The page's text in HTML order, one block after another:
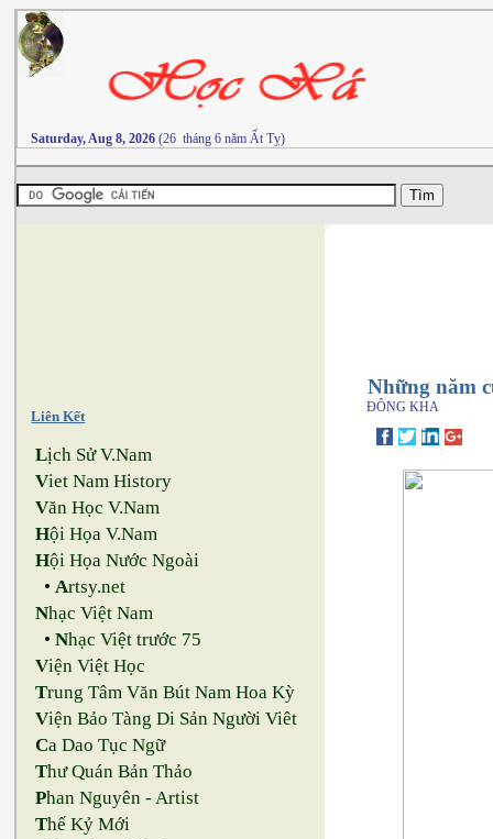
Saturday, Aug 8, 2026 (26 tháng 6 năm Ất Tỵ)
Liên Kết
Lịch Sử V.Nam
Viet Nam History
Văn Học V.Nam
Hội Họa V.Nam
Hội Họa Nước Ngoài
•Artsy.net
Nhạc Việt Nam
•Nhạc Việt trước 75
Viện Việt Học
Trung Tâm Văn Bút Nam Hoa Kỳ
Viện Bảo Tàng Di Sản Người Viêt
Ca Dao Tục Ngữ
Thư Quán Bản Thảo
Phan Nguyên - Artist
Thế Kỷ Mới
Những năm
ĐÔNG KHA